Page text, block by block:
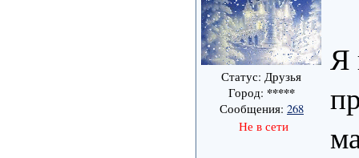
Статус: Друзья
Город: *****
Сообщения: 268
Не в сети
Я